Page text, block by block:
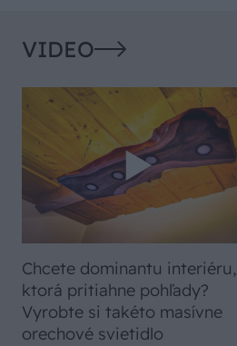
VIDEO
Chcete dominantu interiéru,
ktorá pritiahne pohľady?
Vyrobte si takéto masívne
orechové svietidlo